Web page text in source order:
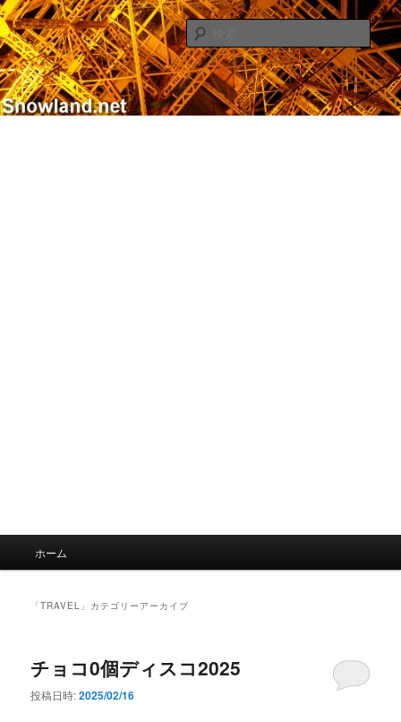
メ
イ
ン
コ
ン
テ
サ
ブ
コ
ン
テ
ン
Nacky – Snowland.net
Nacky(Issei Ishii)がDJ/Composerのようなふりして書き散らすblogサイト
検
索
ホーム
「TRAVEL 」カテゴリーアーカイブ
チョコ0個ディスコ2025
投稿日時:2025/02/16